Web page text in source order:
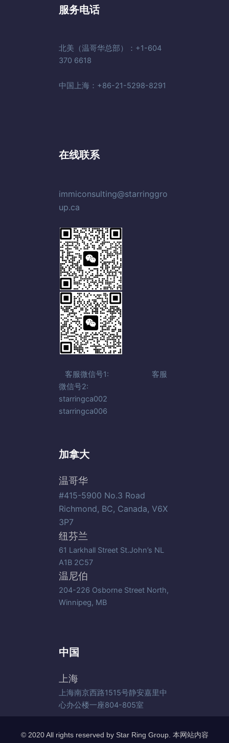
服务电话
北美（温哥华总部）：+1-604
370 6618
中国上海：+86-21-5298-8291
在线联系
immiconsulting@starringgro
up.ca
客服微信号1: 客服
微信号2:
starringca002
starringca006
加拿大
温哥华
#415-5900 No.3 Road
Richmond, BC, Canada, V6X
3P7
纽芬兰
61 Larkhall Street St.John’s NL
A1B 2C57
温尼伯
204-226 Osborne Street North,
Winnipeg, MB
中国
上海
上海南京西路1515号静安嘉里中
心办公楼一座804-805室
© 2020 All rights reserved by Star Ring Group. 本网站内容